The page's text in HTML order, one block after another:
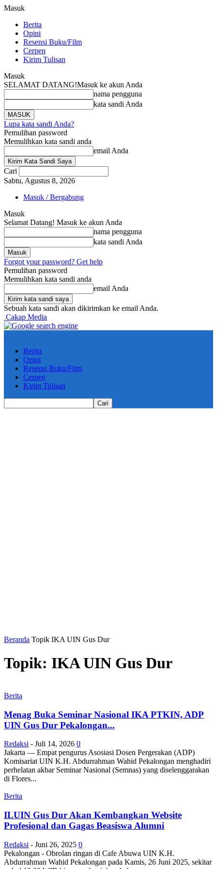
Masuk
Berita
Opini
Resensi Buku/Film
Cerpen
Kirim Tulisan
Masuk
SELAMAT DATANG!Masuk ke akun Anda
nama pengguna
kata sandi Anda
Lupa kata sandi Anda?
Pemulihan password
Memulihkan kata sandi anda
email Anda
Cari
Sabtu, Agustus 8, 2026
Masuk / Bergabung
Masuk
Selamat Datang! Masuk ke akun Anda
nama pengguna
kata sandi Anda
Forgot your password? Get help
Pemulihan password
Memulihkan kata sandi anda
email Anda
Sebuah kata sandi akan dikirimkan ke email Anda.
Cakap Media
Berita
Opini
Resensi Buku/Film
Cerpen
Kirim Tulisan
Beranda Topik IKA UIN Gus Dur
Topik: IKA UIN Gus Dur
Berita
Menag Buka Seminar Nasional IKA PTKIN, ADP
UIN Gus Dur Pekalongan...
Redaksi - Juli 14, 2026 0
Jakarta — Empat pengurus Asosiasi Dosen Pergerakan (ADP)
Komisariat UIN K.H. Abdurrahman Wahid Pekalongan menghadiri
perhelatan akbar Seminar Nasional (Semnas) yang diselenggarakan
di Flores...
Berita
ILUIN Gus Dur Akan Kembangkan Website
Profesional dan Gagas Beasiswa Alumni
Redaksi - Juni 26, 2025 0
Pekalongan - Obrolan ringan di Cafe Abuwa UIN K.H.
Abdurrahman Wahid Pekalongan pada Kamis, 26 Juni 2025, sekitar